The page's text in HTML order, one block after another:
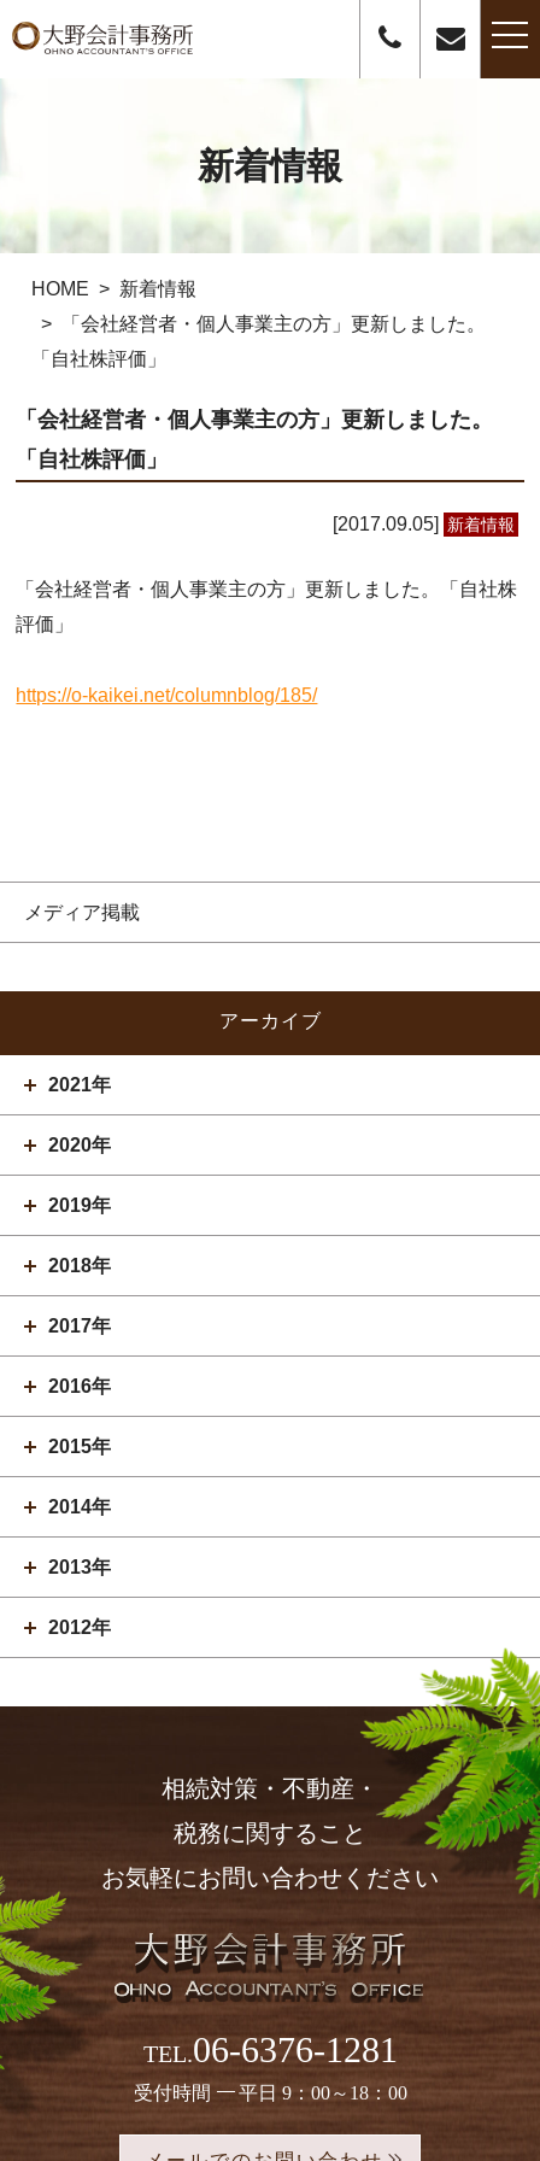
t
o
g
新着情報
HOME
新着情報
「会社経営者・個人事業主の方」更新しました。
「自社株評価」
「会社経営者・個人事業主の方」更新しました。
「自社株評価」
2017.09.05 新着情報
「会社経営者・個人事業主の方」更新しました。「自社株
評価」
https://o-kaikei.net/columnblog/185/
メディア掲載
アーカイブ
2021年
2020年
2019年
2018年
2017年
2016年
2015年
2014年
2013年
2012年
相続対策・不動産・
税務に関すること
お気軽にお問い合わせください
TEL.06-6376-1281
受付時間 平日 9：00～18：00